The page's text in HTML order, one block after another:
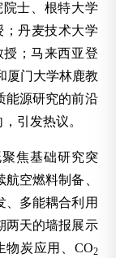
士、根特大学
；丹麦技术大学
授；马来西亚登
厦门大学林鹿教
能源研究的前沿
引发热议。
焦基础研究突
空燃料制备、
、多能耦合利用
两天的墙报展示
物炭应用、CO2